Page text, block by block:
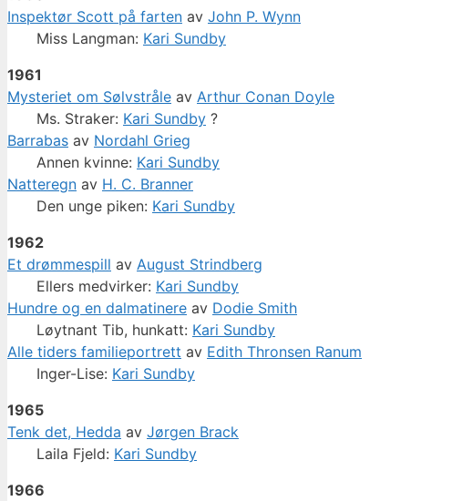
Inspektør Scott på farten av John P. Wynn
Miss Langman: Kari Sundby
1961
Mysteriet om Sølvstråle av Arthur Conan Doyle
Ms. Straker: Kari Sundby ?
Barrabas av Nordahl Grieg
Annen kvinne: Kari Sundby
Natteregn av H. C. Branner
Den unge piken: Kari Sundby
1962
Et drømmespill av August Strindberg
Ellers medvirker: Kari Sundby
Hundre og en dalmatinere av Dodie Smith
Løytnant Tib, hunkatt: Kari Sundby
Alle tiders familieportrett av Edith Thronsen Ranum
Inger-Lise: Kari Sundby
1965
Tenk det, Hedda av Jørgen Brack
Laila Fjeld: Kari Sundby
1966